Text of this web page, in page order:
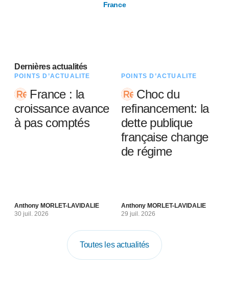
France
Dernières actualités
POINTS D’ACTUALITÉ
France : la
croissance avance
à pas comptés
Anthony MORLET-LAVIDALIE
30 juil. 2026
POINTS D’ACTUALITÉ
Choc du
refinancement: la
dette publique
française change
de régime
Anthony MORLET-LAVIDALIE
29 juil. 2026
Toutes les actualités